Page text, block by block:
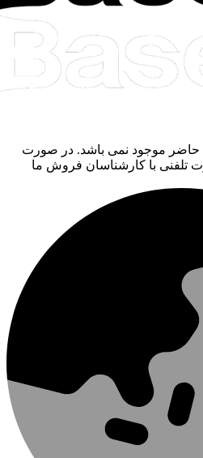
حاضر موجود نمی باشد. در صورت
تلفنی با کارشناسان فروش ما